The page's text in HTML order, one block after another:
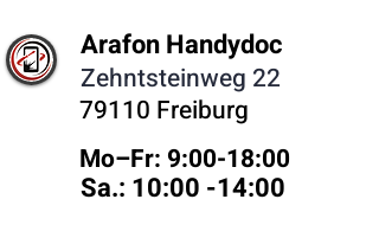
Arafon Handydoc
Zehntsteinweg 22
79110 Freiburg
Mo–Fr: 9:00-18:00 ​
Sa.: 10:00 -14:00